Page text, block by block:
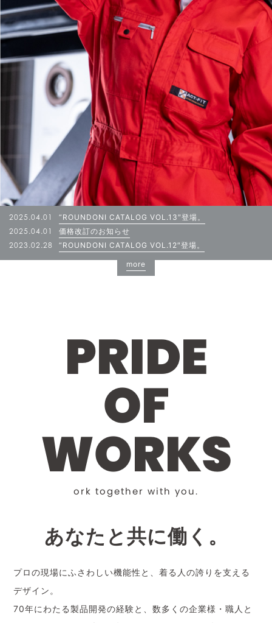
2025.04.01
“ROUNDONI CATALOG VOL.13″登場。
2025.04.01
価格改訂のお知らせ
2023.02.28
“ROUNDONI CATALOG VOL.12″登場。
more
PRIDE
OF
WORKS
ork together with you.
あなたと共に働く。
プロの現場にふさわしい機能性と、着る人の誇りを支える
デザイン。
70年にわたる製品開発の経験と、数多くの企業様・職人と